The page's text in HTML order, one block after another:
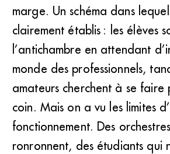
marge. Un schéma dans
clairement établis : les élèves
l’antichambre en attendant
monde des professionnels,
amateurs cherchent à se faire
coin. Mais on a vu les limites
fonctionnement. Des
ronronnent, des étudiants qui